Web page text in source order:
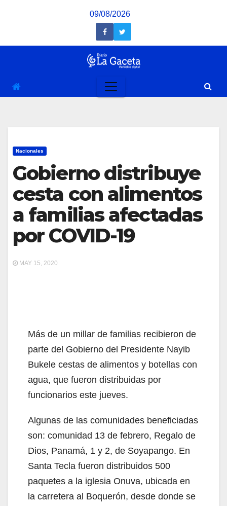
09/08/2026
Nacionales
Gobierno distribuye
cesta con alimentos
a familias afectadas
por COVID-19
MAY 15, 2020
Más de un millar de familias recibieron de
parte del Gobierno del Presidente Nayib
Bukele cestas de alimentos y botellas con
agua, que fueron distribuidas por
funcionarios este jueves.
Algunas de las comunidades beneficiadas
son: comunidad 13 de febrero, Regalo de
Dios, Panamá, 1 y 2, de Soyapango. En
Santa Tecla fueron distribuidos 500
paquetes a la iglesia Onuva, ubicada en
la carretera al Boquerón, desde donde se